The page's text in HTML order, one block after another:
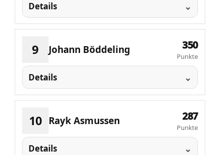
Details
9 Johann Böddeling 350
Punkte
Details
10 Rayk Asmussen 287
Punkte
Details